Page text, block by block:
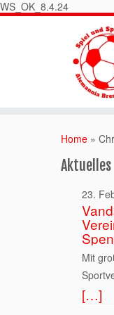
WS_OK_8.4.24
Home »
Aktuelles
23.
Mit
[…]